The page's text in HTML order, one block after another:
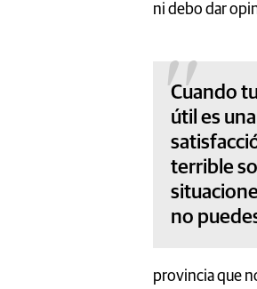
ni debo dar
Cuando
útil es una
terrible
no
provincia que